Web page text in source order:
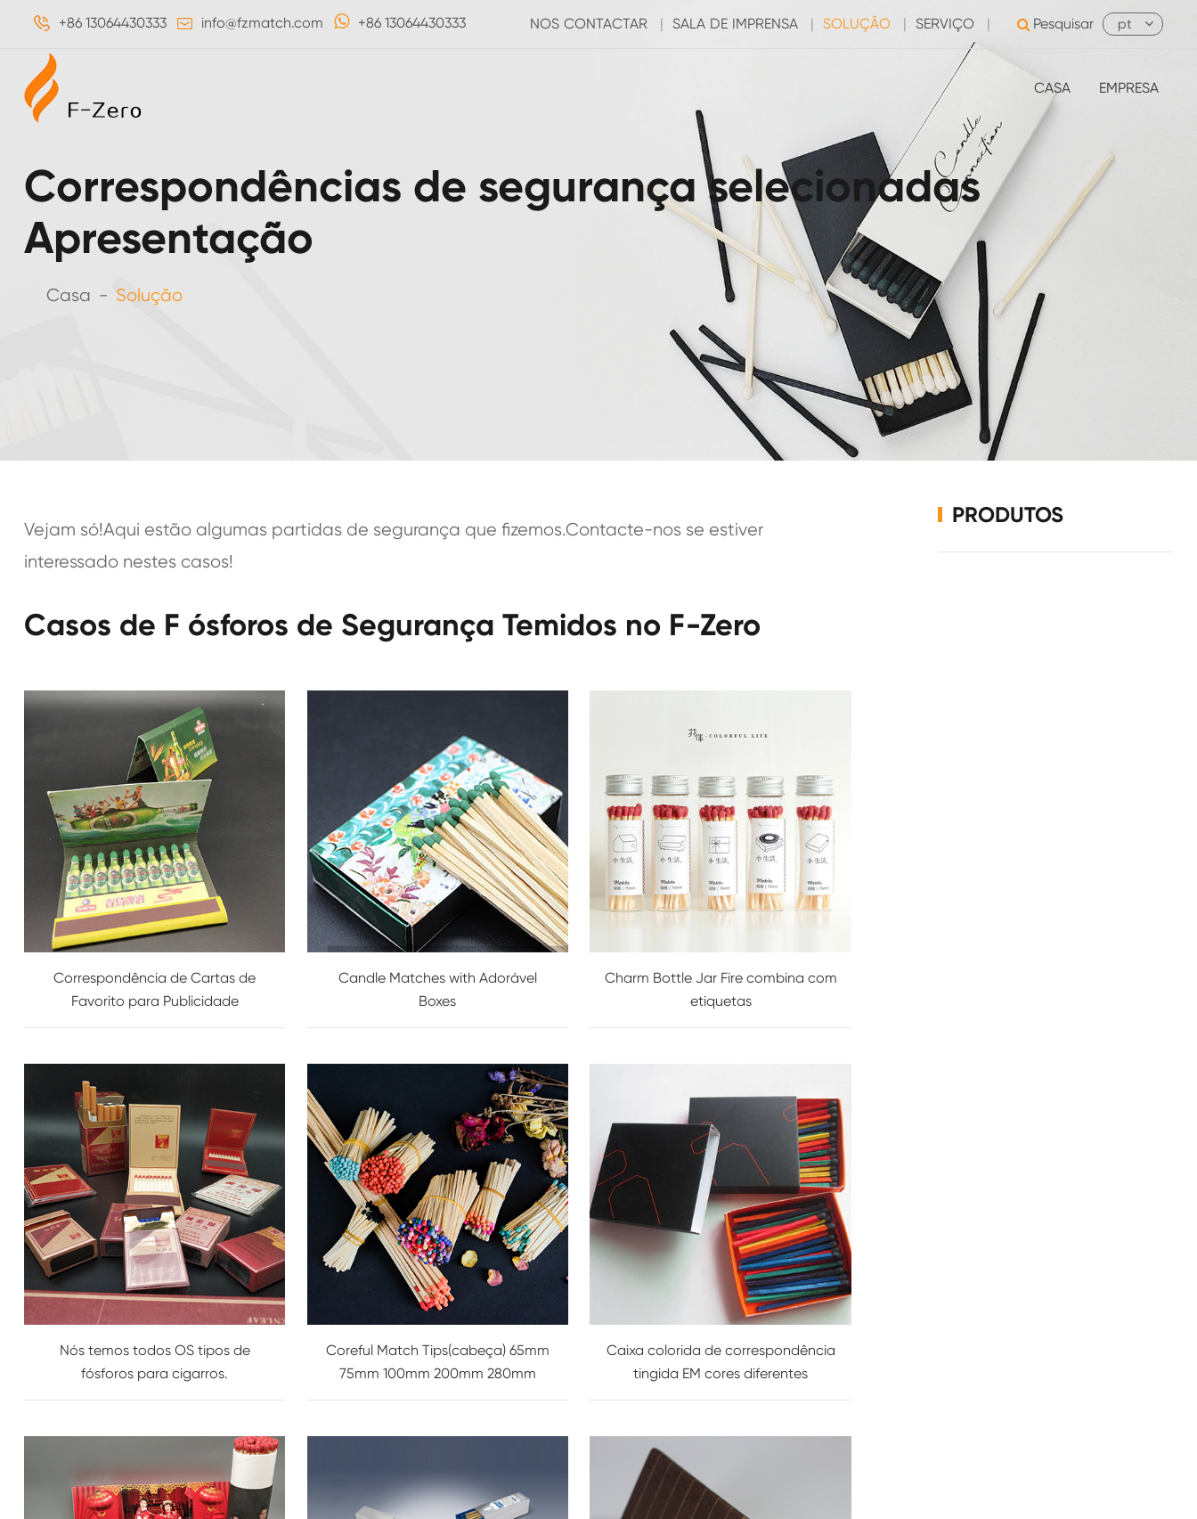
+86 13064430333 info@fzmatch.com +86 13064430333 NOS CONTACTAR | SALA DE IMPRENSA | SOLUÇÃO | SERVIÇO | Pesquisar pt
CASA EMPRESA
Correspondências de segurança selecionadas
Apresentação
Casa Solução
Vejam só!Aqui estão algumas partidas de segurança que fizemos.Contacte-nos se estiver
interessado nestes casos!
Casos de F ósforos de Segurança Temidos no F-Zero
Correspondência de Cartas de
Favorito para Publicidade
Candle Matches with Adorável
Boxes
Charm Bottle Jar Fire combina com
etiquetas
Nós temos todos OS tipos de
fósforos para cigarros.
Coreful Match Tips(cabeça) 65mm
75mm 100mm 200mm 280mm
Caixa colorida de correspondência
tingida EM cores diferentes
PRODUTOS